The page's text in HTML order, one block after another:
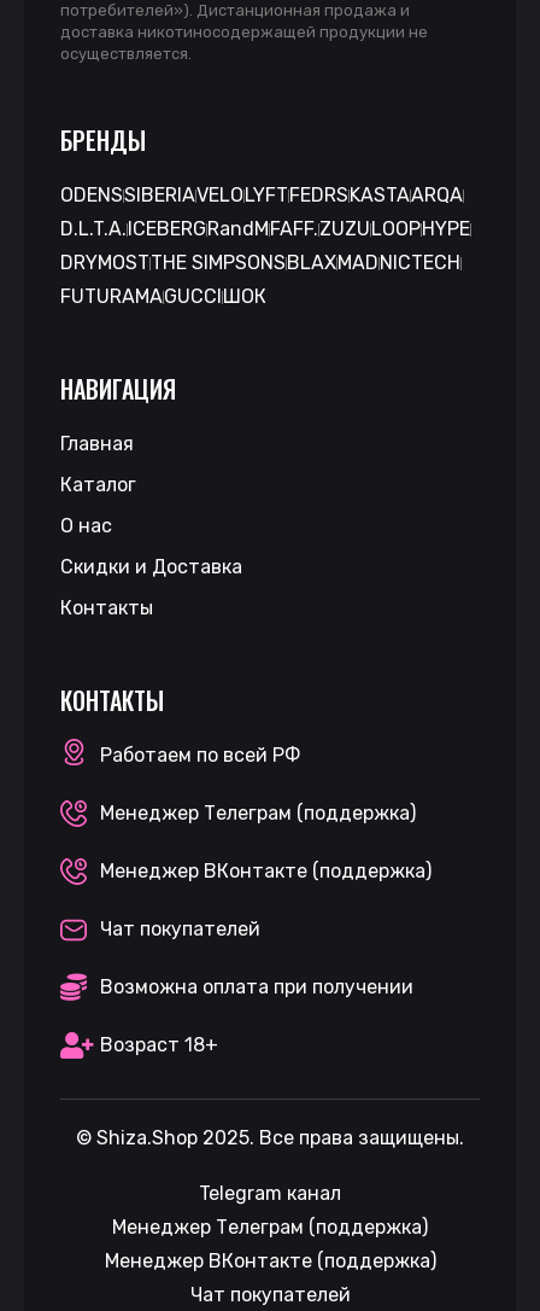
потребителей»). Дистанционная продажа и
доставка никотиносодержащей продукции не
осуществляется.
БРЕНДЫ
ODENSSIBERIAVELO LYFT FEDRS KASTAARQA
D.L.T.A. ICEBERG RandM FAFF.ZUZU LOOPHYPE
DRYMOSTTHE SIMPSONS BLAXMAD NICTECH
FUTURAMAGUCCI ШОК
НАВИГАЦИЯ
Главная
Каталог
О нас
Скидки и Доставка
Контакты
КОНТАКТЫ
Работаем по всей РФ
Менеджер Телеграм (поддержка)
Менеджер ВКонтакте (поддержка)
Чат покупателей
Возможна оплата при получении
Возраст 18+
© Shiza.Shop 2025. Все права защищены.
Telegram канал
Менеджер Телеграм (поддержка)
Менеджер ВКонтакте (поддержка)
Чат покупателей